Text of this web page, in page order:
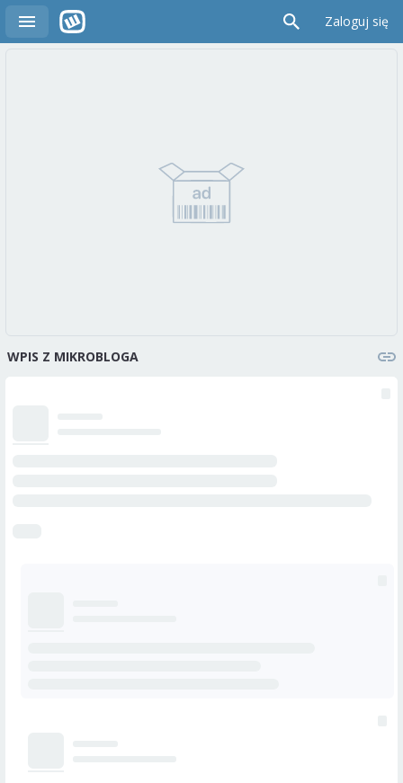
Zaloguj się
WPIS Z MIKROBLOGA